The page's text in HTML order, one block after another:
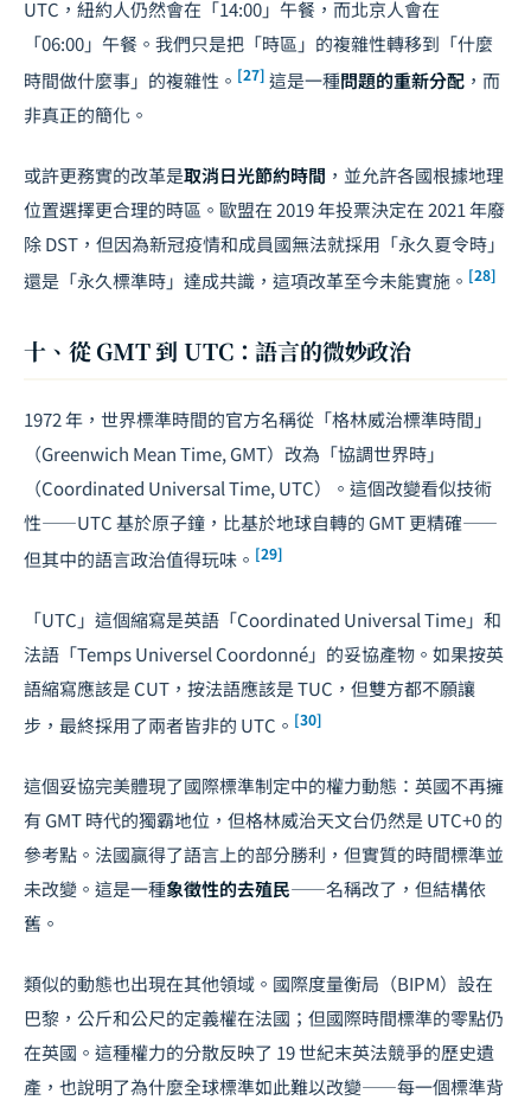
UTC，紐約人仍然會在「14:00」午餐，而北京人會在
「06:00」午餐。我們只是把「時區」的複雜性轉移到「什麼
時間做什麼事」的複雜性。 [27] 這是一種問題的重新分配 ，而
非真正的簡化。
或許更務實的改革是取消日光節約時間 ，並允許各國根據地理
位置選擇更合理的時區。歐盟在 2019 年投票決定在 2021 年廢
除 DST，但因為新冠疫情和成員國無法就採用「永久夏令時」
還是「永久標準時」達成共識，這項改革至今未能實施。 [28]
十、從 GMT 到 UTC：語言的微妙政治
1972 年，世界標準時間的官方名稱從「格林威治標準時間」
（Greenwich Mean Time, GMT）改為「協調世界時」
（Coordinated Universal Time, UTC）。這個改變看似技術
性——UTC 基於原子鐘，比基於地球自轉的 GMT 更精確——
但其中的語言政治值得玩味。 [29]
「UTC」這個縮寫是英語「Coordinated Universal Time」和
法語「Temps Universel Coordonné」的妥協產物。如果按英
語縮寫應該是 CUT，按法語應該是 TUC，但雙方都不願讓
步，最終採用了兩者皆非的 UTC。 [30]
這個妥協完美體現了國際標準制定中的權力動態：英國不再擁
有 GMT 時代的獨霸地位，但格林威治天文台仍然是 UTC+0 的
參考點。法國贏得了語言上的部分勝利，但實質的時間標準並
未改變。這是一種象徵性的去殖民——名稱改了，但結構依
舊。
類似的動態也出現在其他領域。國際度量衡局（BIPM）設在
巴黎，公斤和公尺的定義權在法國；但國際時間標準的零點仍
在英國。這種權力的分散反映了 19 世紀末英法競爭的歷史遺
產，也說明了為什麼全球標準如此難以改變——每一個標準背